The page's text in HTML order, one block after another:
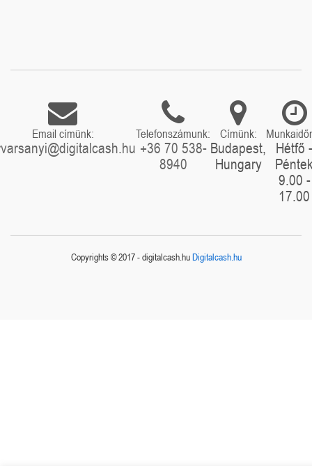
Email címünk: Telefonszámunk:
+36 70 538-
8940
Címünk:
Budapest,
Hungary
Hétfő -
9.00 -
17.00
Copyrights © 2017 - digitalcash.huDigitalcash.hu